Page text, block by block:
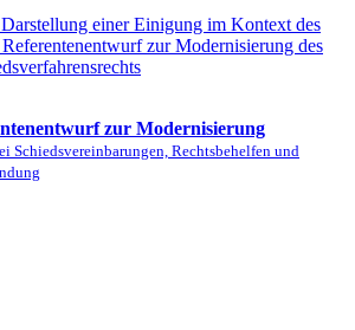
zur Modernisierung
Schiedsvereinbarungen, Rechtsbehelfen und